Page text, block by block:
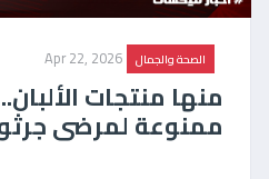
الصحة والجمال Apr 22, 2026
ممنوعة لمرضى